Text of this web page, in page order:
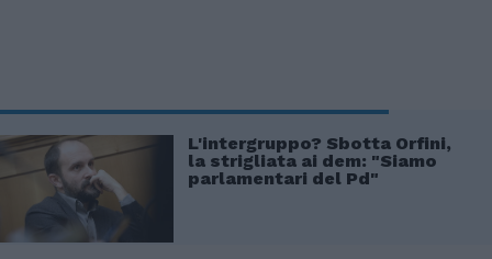
L'intergruppo? Sbotta Orfini,
la strigliata ai dem: "Siamo
parlamentari del Pd"